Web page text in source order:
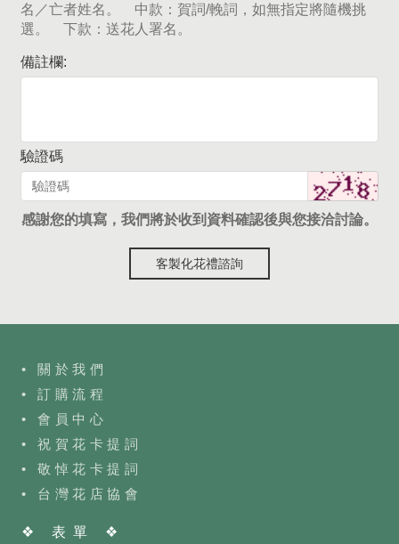
名／亡者姓名。 中款：賀詞/輓詞，如無指定將隨機挑
選。 下款：送花人署名。
備註欄:
驗證碼
感謝您的填寫，我們將於收到資料確認後與您接洽討論。
客製化花禮諮詢
• 關於我們
• 訂購流程
• 會員中心
• 祝賀花卡提詞
• 敬悼花卡提詞
• 台灣花店協會
❖ 表單 ❖